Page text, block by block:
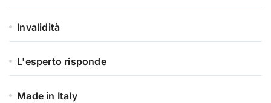
Invalidità
L'esperto risponde
Made in Italy